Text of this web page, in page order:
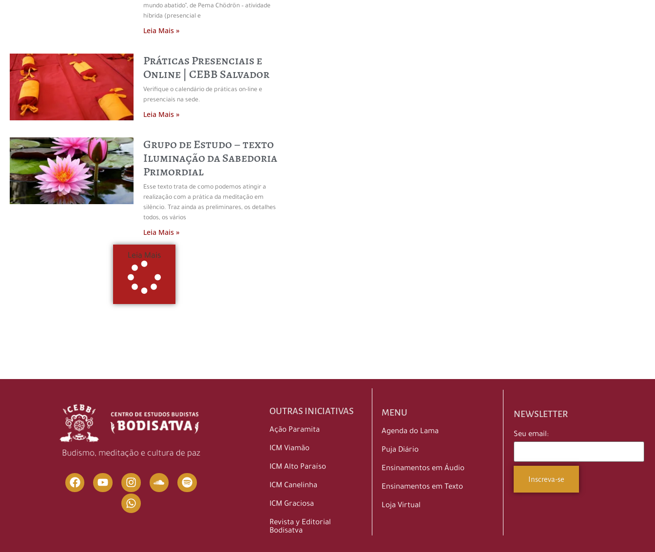
mundo abatido”, de Pema Chödrön – atividade
híbrida (presencial e
Leia Mais »
Práticas Presenciais e
Online | CEBB Salvador
Verifique o calendário de práticas on-line e
presenciais na sede.
Leia Mais »
Grupo de Estudo – texto
Iluminação da Sabedoria
Primordial
Esse texto trata de como podemos atingir a
realização com a prática da meditação em
silêncio. Traz ainda as preliminares, os detalhes
todos, os vários
Leia Mais »
Leia Mais
OUTRAS INICIATIVAS
Ação Paramita
ICM Viamão
ICM Alto Paraíso
ICM Canelinha
ICM Graciosa
Revista y Editorial
Bodisatva
MENU
Agenda do Lama
Puja Diário
Ensinamentos em Áudio
Ensinamentos em Texto
Loja Virtual
NEWSLETTER
Seu email: